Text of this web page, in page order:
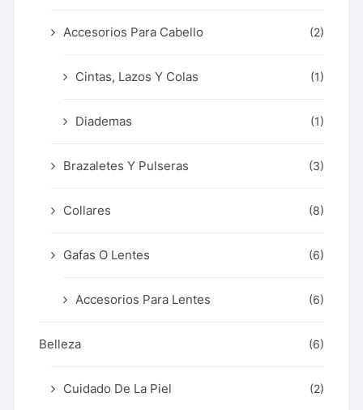
Accesorios Para Cabello (2)
Cintas, Lazos Y Colas (1)
Diademas (1)
Brazaletes Y Pulseras (3)
Collares (8)
Gafas O Lentes (6)
Accesorios Para Lentes (6)
Belleza (6)
Cuidado De La Piel (2)